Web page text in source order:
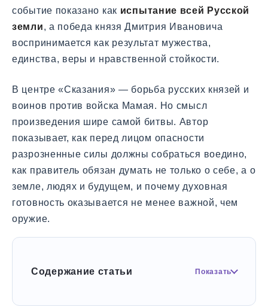
событие показано как испытание всей Русской
земли, а победа князя Дмитрия Ивановича
воспринимается как результат мужества,
единства, веры и нравственной стойкости.
В центре «Сказания» — борьба русских князей и
воинов против войска Мамая. Но смысл
произведения шире самой битвы. Автор
показывает, как перед лицом опасности
разрозненные силы должны собраться воедино,
как правитель обязан думать не только о себе, а о
земле, людях и будущем, и почему духовная
готовность оказывается не менее важной, чем
оружие.
Содержание статьи Показать